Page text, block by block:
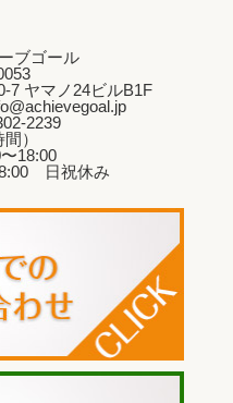
ブゴール
7 ヤマノ24ビルB1F
）
18:00
日祝休み